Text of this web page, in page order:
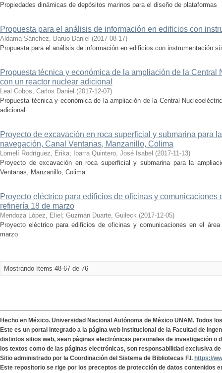
Propiedades dinámicas de depósitos marinos para el diseño de plataformas
Propuesta para el análisis de información en edificios con
Aldama Sánchez, Baruo Daniel (2017-08-17)
Propuesta para el análisis de información en edificios con instrumentación
Propuesta técnica y económica de la ampliación de la Central
con un reactor nuclear adicional
Leal Cobos, Carlos Daniel (2017-12-07)
Propuesta técnica y económica de la ampliación de la Central
adicional
Proyecto de excavación en roca superficial y submarina para
navegación, Canal Ventanas, Manzanillo, Colima
Lomelí Rodríguez, Erika; Ibarra Quintero, José Isabel (2017-11-13)
Proyecto de excavación en roca superficial y submarina para la
Ventanas, Manzanillo, Colima
Proyecto eléctrico para edificios de oficinas y comunicaciones
refinería 18 de marzo
Mendoza López, Eliel ; Guzmán Duarte, Guileck (2017-12-05)
Proyecto eléctrico para edificios de oficinas y comunicaciones en el
marzo
Mostrando ítems 48-67 de 76
Hecho en México. Universidad Nacional Autónoma de México UNAM. Todos
Este es un portal integrado a la página web institucional de la Facultad de
distintos sitios web, sean páginas electrónicas personales de investigación o
los textos como de las páginas electrónicas, son responsabilidad exclusiva
Sitio administrado por la Coordinación del Sistema de Bibliotecas F.I. https://
Este repositorio se rige por los preceptos de protección de datos contenidos